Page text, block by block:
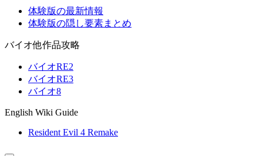
体験版の最新情報
体験版の隠し要素まとめ
バイオ他作品攻略
バイオRE2
バイオRE3
バイオ8
English Wiki Guide
Resident Evil 4 Remake